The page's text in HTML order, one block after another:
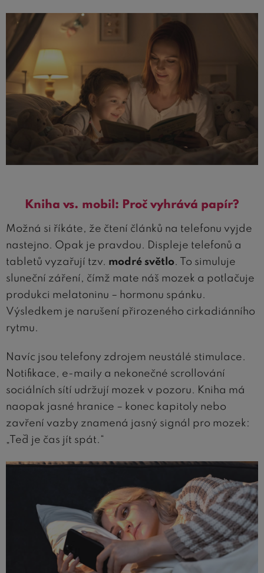
Kniha vs. mobil: Proč vyhrává papír?
Možná si říkáte, že čtení článků na telefonu vyjde
nastejno. Opak je pravdou. Displeje telefonů a
tabletů vyzařují tzv. modré světlo . To simuluje
sluneční záření, čímž mate náš mozek a potlačuje
produkci melatoninu – hormonu spánku.
Výsledkem je narušení přirozeného cirkadiánního
rytmu.
Navíc jsou telefony zdrojem neustálé stimulace.
Notifikace, e-maily a nekonečné scrollování
sociálních sítí udržují mozek v pozoru. Kniha má
naopak jasné hranice – konec kapitoly nebo
zavření vazby znamená jasný signál pro mozek:
„Teď je čas jít spát.“